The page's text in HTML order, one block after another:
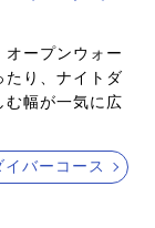
オープンウォー
たり、ナイトダ
む幅が一気に広
バーコース